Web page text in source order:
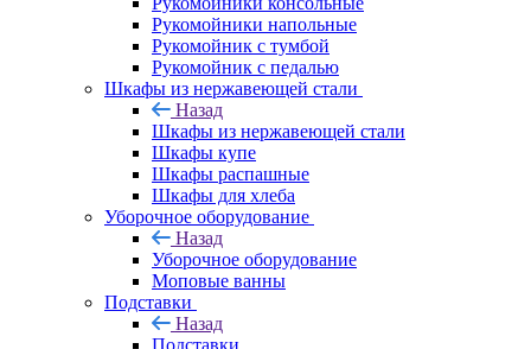
Рукомойники напольные
Рукомойник с тумбой
Рукомойник с педалью
Шкафы из нержавеющей стали
Назад
Шкафы из нержавеющей стали
Шкафы купе
Шкафы распашные
Шкафы для хлеба
Уборочное оборудование
Назад
Уборочное оборудование
Моповые ванны
Подставки
Назад
Подставки